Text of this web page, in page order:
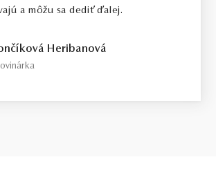
a môžu sa dediť ďalej.
Heribanová